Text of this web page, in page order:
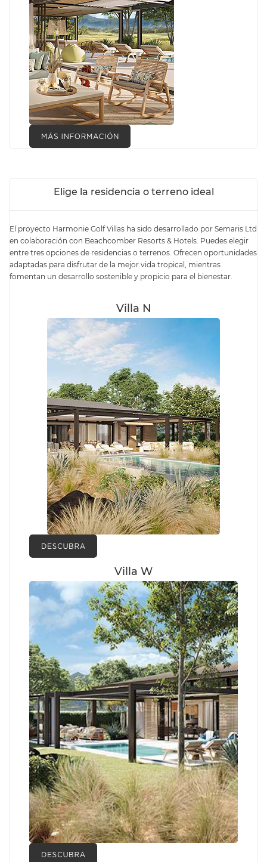
Elige la residencia o terreno ideal
El proyecto Harmonie Golf Villas ha sido desarrollado por Semaris Ltd
en colaboración con Beachcomber Resorts & Hotels. Puedes elegir
entre tres opciones de residencias o terrenos. Ofrecen oportunidades
adaptadas para disfrutar de la mejor vida tropical, mientras
fomentan un desarrollo sostenible y propicio para el bienestar.
Villa N
Villa W